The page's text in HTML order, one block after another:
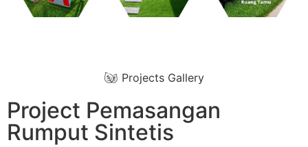
Projects Gallery
Project Pemasangan
Rumput Sintetis